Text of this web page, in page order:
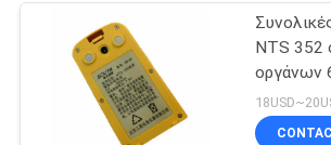
Πρίσμα
Bipod
NTS 352
οργάνων